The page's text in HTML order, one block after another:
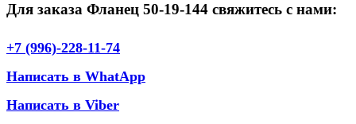
Для заказа Фланец 50-19-144 свяжитесь с нами:
+7 (996)-228-11-74
Написать в WhatApp
Написать в Viber